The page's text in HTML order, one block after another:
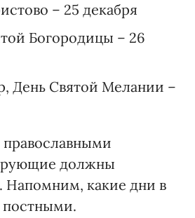
– 25 декабря
Богородицы – 26
День Святой Мелании –
должны
. Напомним, какие дни в
постными.